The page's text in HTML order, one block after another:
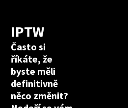
IPTW
Často si
říkáte, že
byste měli
definitivně
něco změnit?